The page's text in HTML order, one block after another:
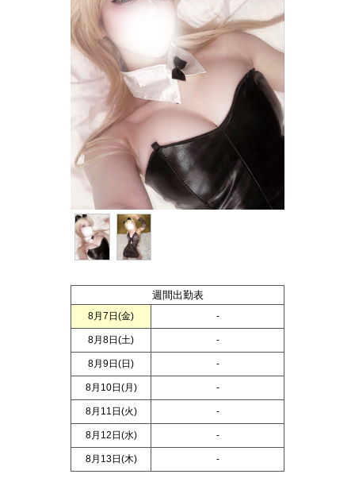
週間出勤表
8月7日(金) -
8月8日(土) -
8月9日(日) -
8月10日(月) -
8月11日(火) -
8月12日(水) -
8月13日(木) -